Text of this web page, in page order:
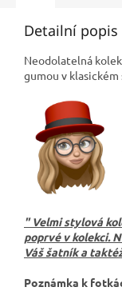
Detailní
Neodolatelná
gumou v
" Velmi stylová
poprvé v kolekci.
Váš šatník a
Poznámka k